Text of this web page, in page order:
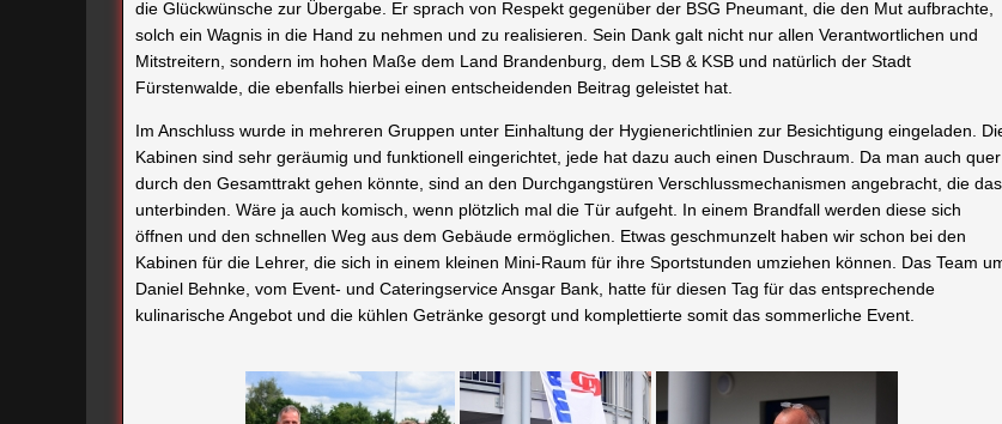
Im Anschluss wurde in mehreren Gruppen unter Einhaltung der Hygienerichtlinien zur Besichtigung eingeladen. Die
Kabinen sind sehr geräumig und funktionell eingerichtet, jede hat dazu auch einen Duschraum. Da man auch quer
durch den Gesamttrakt gehen könnte, sind an den Durchgangstüren Verschlussmechanismen angebracht, die das
unterbinden. Wäre ja auch komisch, wenn plötzlich mal die Tür aufgeht. In einem Brandfall werden diese sich
öffnen und den schnellen Weg aus dem Gebäude ermöglichen. Etwas geschmunzelt haben wir schon bei den
Kabinen für die Lehrer, die sich in einem kleinen Mini-Raum für ihre Sportstunden umziehen können. Das Team um
Daniel Behnke, vom Event- und Cateringservice Ansgar Bank, hatte für diesen Tag für das entsprechende
kulinarische Angebot und die kühlen Getränke gesorgt und komplettierte somit das sommerliche Event.